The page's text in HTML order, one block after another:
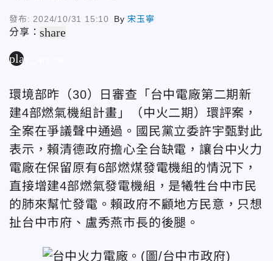
發布: 2024/10/31 15:10 By 宋玉寧
分享：share
play_arrow
環境部昨（30）日審查「台中電廠第二期新
建4部燃氣機組計畫」（中火二期）環評案，
全案在爭議聲中通過。國民黨立委許宇甄對此
表示，賴清德政府擔心全台缺電，讓台中火力
電廠在保留原有6部燃煤發電機組的情況下，
直接增建4部燃氣發電機組，是犧牲台中市民
的肺來幫忙發電。賴政府不顧地方民意，只想
扯台中市府、盧秀燕市長的後腿。